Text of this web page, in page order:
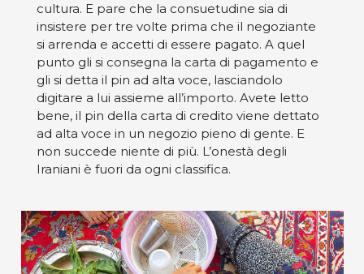
cultura. E pare che la consuetudine sia di
insistere per tre volte prima che il negoziante
si arrenda e accetti di essere pagato. A quel
punto gli si consegna la carta di pagamento e
gli si detta il pin ad alta voce, lasciandolo
digitare a lui assieme all’importo. Avete letto
bene, il pin della carta di credito viene dettato
ad alta voce in un negozio pieno di gente. E
non succede niente di più. L’onestà degli
Iraniani è fuori da ogni classifica.